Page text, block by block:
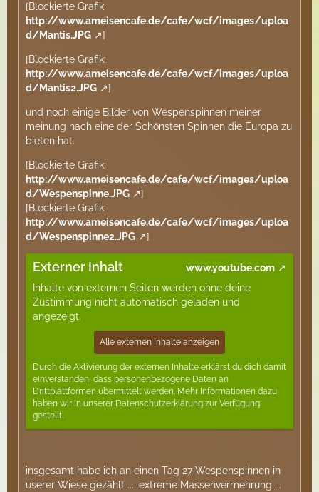
[Blockierte Grafik:
http://www.ameisencafe.de/cafe/wcf/images/uploa
d/Mantis.JPG
]
[Blockierte Grafik:
http://www.ameisencafe.de/cafe/wcf/images/uploa
d/Mantis2.JPG
]
und noch einige Bilder von Wespenspinnen meiner
meinung nach eine der Schönsten Spinnen die Europa zu
bieten hat.
[Blockierte Grafik:
http://www.ameisencafe.de/cafe/wcf/images/uploa
d/Wespenspinne.JPG
]
[Blockierte Grafik:
http://www.ameisencafe.de/cafe/wcf/images/uploa
d/Wespenspinne2.JPG
]
Externer Inhalt
www.youtube.com
Inhalte von externen Seiten werden ohne deine
Zustimmung nicht automatisch geladen und
angezeigt.
Alle externen Inhalte anzeigen
Durch die Aktivierung der externen Inhalte erklärst du dich damit
einverstanden, dass personenbezogene Daten an
Drittplattformen übermittelt werden. Mehr Informationen dazu
haben wir in unserer Datenschutzerklärung zur Verfügung
gestellt.
insgesamt habe ich an einen Tag 27 Wespenspinnen in
userer Wiese gezählt .... extreme Massenvermehrung ...